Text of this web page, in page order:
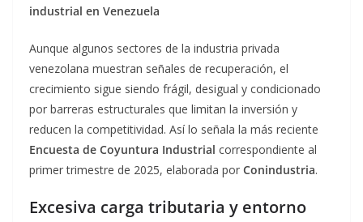
industrial en Venezuela
Aunque algunos sectores de la industria privada
venezolana muestran señales de recuperación, el
crecimiento sigue siendo frágil, desigual y condicionado
por barreras estructurales que limitan la inversión y
reducen la competitividad. Así lo señala la más reciente
Encuesta de Coyuntura Industrial correspondiente al
primer trimestre de 2025, elaborada por Conindustria.
Excesiva carga tributaria y entorno